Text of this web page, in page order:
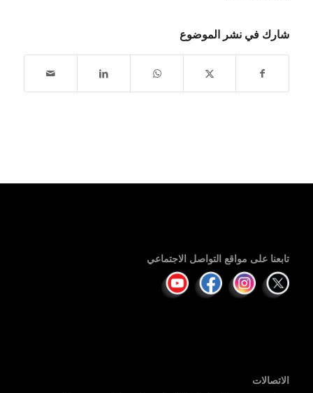
شارك في نشر الموضوع
تابعنا على مواقع التواصل الاجتماعي
الاتصالات